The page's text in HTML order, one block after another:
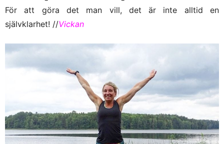
För att göra det man vill, det är inte alltid en
självklarhet! //Vickan